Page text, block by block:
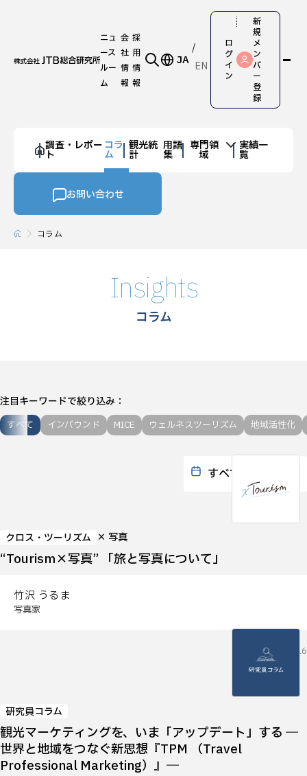
ニュ
ース
ルー
ム
会
社
情
報
採
用
情
報
JA EN
ロ
グ
イ
ン
新
規
メ
ン
バ
ー
登
録
調査・レポー
ト
コラ
ム
観光統
計
用語
集
専門領
域
実績一
覧
お問い合わせ
コラム
Insights
コラム
注目キーワードで絞り込み
すべて インバウンド MICE ウェルネスツーリズム 地域活性化
クロス・ツーリズム × 写真
“Tourism×写真” 「旅と写真について」
竹沢 うるま
写真家
2026.07.16
研究員コラム
観光マーケティングを、いま「アップデート」する ―
世界と地域をつなぐ新思想『TPM （Travel
Professional Marketing）』―